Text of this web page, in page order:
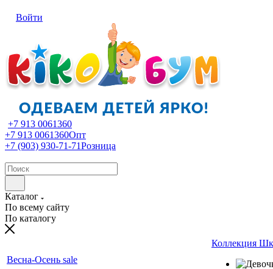
Войти
+7 913 0061360
+7 913 0061360Опт
+7 (903) 930-71-71Розница
Каталог
По всему сайту
По каталогу
Весна-Осень sale
Коллекция